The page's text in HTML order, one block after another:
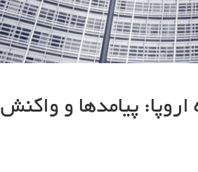
پیامدها و واکنش